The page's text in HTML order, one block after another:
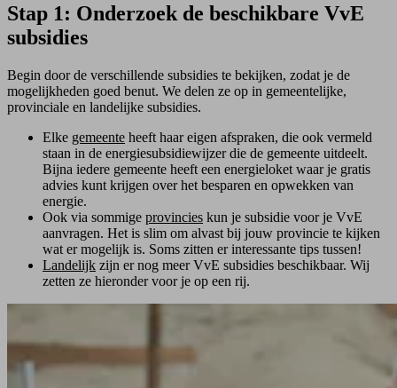
Stap 1: Onderzoek de beschikbare VvE
subsidies
Begin door de verschillende subsidies te bekijken, zodat je de
mogelijkheden goed benut. We delen ze op in gemeentelijke,
provinciale en landelijke subsidies.
Elke gemeente heeft haar eigen afspraken, die ook vermeld
staan in de energiesubsidie­wijzer die de gemeente uitdeelt.
Bijna iedere gemeente heeft een energieloket waar je gratis
advies kunt krijgen over het besparen en opwekken van
energie.
Ook via sommige provincies kun je subsidie voor je VvE
aanvragen. Het is slim om alvast bij jouw provincie te kijken
wat er mogelijk is. Soms zitten er interessante tips tussen!
Landelijk zijn er nog meer VvE subsidies beschikbaar. Wij
zetten ze hieronder voor je op een rij.